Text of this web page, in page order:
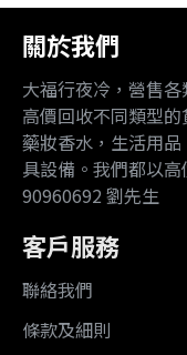
關於我們
大福行夜冷，營售
高價回收不同類型
藥妝香水，生活用
具設備。我們都以
90960692 劉先生
客戶服務
聯絡我們
條款及細則